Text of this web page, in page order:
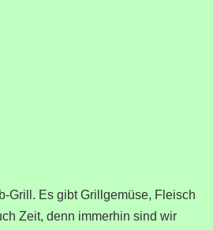
Grill. Es gibt Grillgemüse, Fleisch
Zeit, denn immerhin sind wir